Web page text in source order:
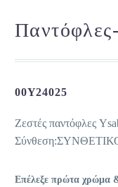
00Y24025
Ζεστές παντόφλες
Επέλεξε πρώτα χρώμα &